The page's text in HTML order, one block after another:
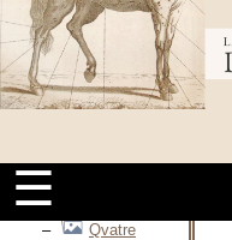
☰
Renato Flavio, 2
emoitié du XV
siècle
Artis
Veterinariae sive
Mulomedicinae
ou VEGETIUS
Publius-
Renatus, 1528
Qvatre